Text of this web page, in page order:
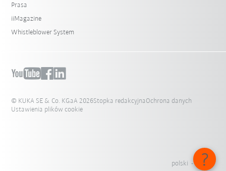
Prasa
iiMagazine
Whistleblower System
© KUKA SE & Co. KGaA 2026Stopka redakcyjna Ochrona danych
Ustawienia plików cookie
polski - Polska